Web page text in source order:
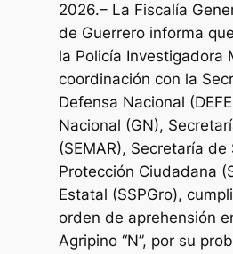
2026.– La Fiscalía
de Guerrero informa
la Policía Investigadora
coordinación con la
Defensa Nacional
Nacional (GN),
(SEMAR), Secretaría
Protección Ciudadana
Estatal (SSPGro),
orden de aprehensión
Agripino “N”, por su